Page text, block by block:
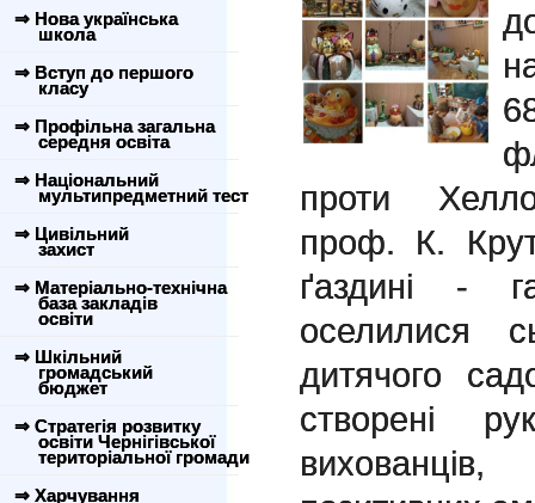
⇒ Нова українська
школа
⇒ Вступ до першого
класу
⇒ Профільна загальна
середня освіта
⇒ Національний
мультипредметний тест
⇒ Цивільний
захист
⇒ Матеріально-технічна
база закладів
освіти
⇒ Шкільний
громадський
бюджет
⇒ Стратегія розвитку
освіти Чернігівської
територіальної громади
⇒ Харчування
проти
проф. К.
ґаздині -
оселилися
дитячого
створені